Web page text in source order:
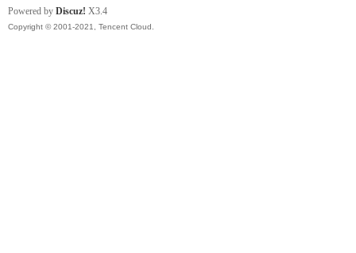
Powered by Discuz! X3.4
Copyright © 2001-2021, Tencent Cloud.